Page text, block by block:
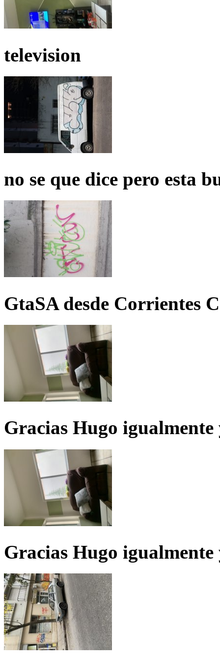
television
no se que dice pero esta
GtaSA desde Corrientes
Gracias Hugo igualmente
Gracias Hugo igualmente